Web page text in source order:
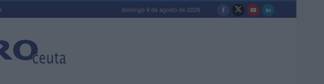
domingo 9 de agosto de 2026